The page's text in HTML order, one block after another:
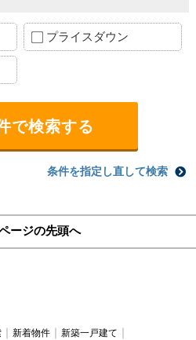
プライスダウン
条件を指定し直して検索
ージの先頭へ
新着物件
新築一戸建て